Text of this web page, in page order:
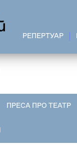
РЕПЕРТУАР
ПРЕСА ПРО ТЕАТР